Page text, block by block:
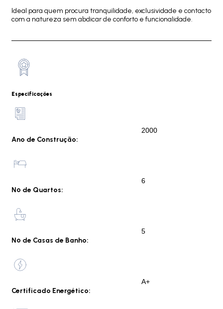
Ideal para quem procura tranquilidade, exclusividade e contacto
com a natureza sem abdicar de conforto e funcionalidade.
Especificações
Ano de Construção:
2000
Nº de Quartos:
6
Nº de Casas de Banho:
5
Certificado Energético:
A+